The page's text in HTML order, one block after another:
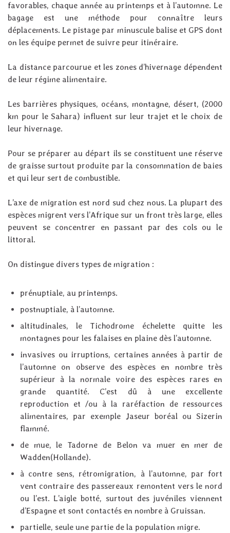
favorables, chaque année au printemps et à l’automne. Le
bagage est une méthode pour connaître leurs
déplacements. Le pistage par minuscule balise et GPS dont
on les équipe permet de suivre peur itinéraire.
La distance parcourue et les zones d’hivernage dépendent
de leur régime alimentaire.
Les barrières physiques, océans, montagne, désert, (2000
km pour le Sahara) influent sur leur trajet et le choix de
leur hivernage.
Pour se préparer au départ ils se constituent une réserve
de graisse surtout produite par la consommation de baies
et qui leur sert de combustible.
L’axe de migration est nord sud chez nous. La plupart des
espèces migrent vers l’Afrique sur un front très large, elles
peuvent se concentrer en passant par des cols ou le
littoral.
On distingue divers types de migration :
prénuptiale, au printemps.
postnuptiale, à l’automne.
altitudinales, le Tichodrome échelette quitte les
montagnes pour les falaises en plaine dès l’automne.
invasives ou irruptions, certaines années à partir de
l’automne on observe des espèces en nombre très
supérieur à la normale voire des espèces rares en
grande quantité. C’est dû à une excellente
reproduction et /ou à la raréfaction de ressources
alimentaires, par exemple Jaseur boréal ou Sizerin
flammé.
de mue, le Tadorne de Belon va muer en mer de
Wadden(Hollande).
à contre sens, rétromigration, à l’automne, par fort
vent contraire des passereaux remontent vers le nord
ou l’est. L’aigle botté, surtout des juvéniles viennent
d’Espagne et sont contactés en nombre à Gruissan.
partielle, seule une partie de la population migre.